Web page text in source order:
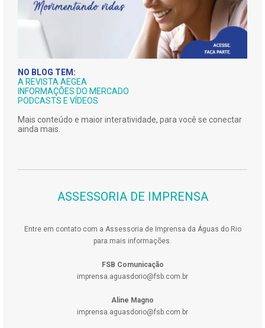
NO BLOG TEM:
A REVISTA AEGEA
INFORMAÇÕES DO MERCADO
PODCASTS E VÍDEOS
Mais conteúdo e maior interatividade, para você se conectar
ainda mais.
ASSESSORIA DE IMPRENSA
Entre em contato com a Assessoria de Imprensa da Águas do Rio
para mais informações.
FSB Comunicação
imprensa.aguasdorio@fsb.com.br
Aline Magno
imprensa.aguasdorio@fsb.com.br